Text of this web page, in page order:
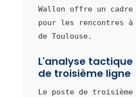
Wallon offre un cadre
pour les rencontres à
de Toulouse.
L'analyse
de troisième ligne
Le poste de